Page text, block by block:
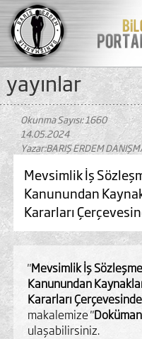
yayinlar
Okunma Sayısı: 1660
14.05.2024
Yazar:BARIŞ ERDEM
Mevsimlik İş
Kanunundan
Kararları
"Mevsimlik İş
Kanunundan
Kararları
makalemize "
ulaşabilirsiniz.